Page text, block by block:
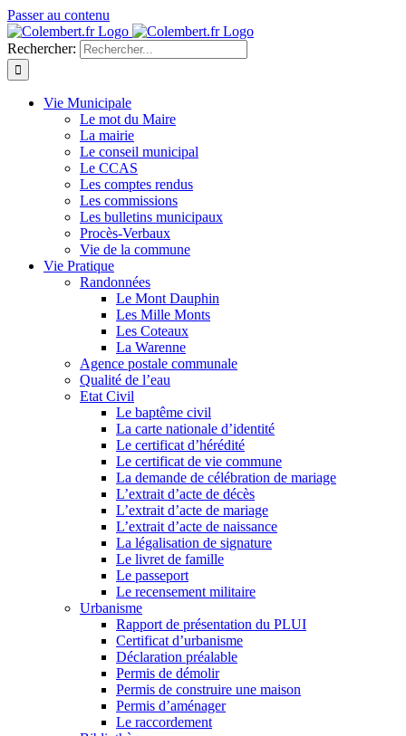
Passer au contenu
Rechercher:
Vie Municipale
Le mot du Maire
La mairie
Le conseil municipal
Le CCAS
Les comptes rendus
Les commissions
Les bulletins municipaux
Procès-Verbaux
Vie de la commune
Vie Pratique
Randonnées
Le Mont Dauphin
Les Mille Monts
Les Coteaux
La Warenne
Agence postale communale
Qualité de l’eau
Etat Civil
Le baptême civil
La carte nationale d’identité
Le certificat d’hérédité
Le certificat de vie commune
La demande de célébration de mariage
L’extrait d’acte de décès
L’extrait d’acte de mariage
L’extrait d’acte de naissance
La légalisation de signature
Le livret de famille
Le passeport
Le recensement militaire
Urbanisme
Rapport de présentation du PLUI
Certificat d’urbanisme
Déclaration préalable
Permis de démolir
Permis de construire une maison
Permis d’aménager
Le raccordement